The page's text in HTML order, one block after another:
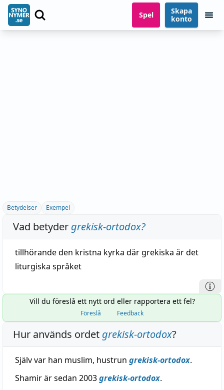
Spel
Skapa
konto
Betydelser Exempel
Vad betyder grekisk-ortodox?
tillhörande den kristna kyrka därgrekiska är det
liturgiska språket
Vill du föreslå ett nytt ord eller rapportera ett fel?
Föreslå Feedback
Hur används ordet grekisk-ortodox?
Själv var han muslim, hustrun grekisk-ortodox.
Shamir är sedan 2003grekisk-ortodox.